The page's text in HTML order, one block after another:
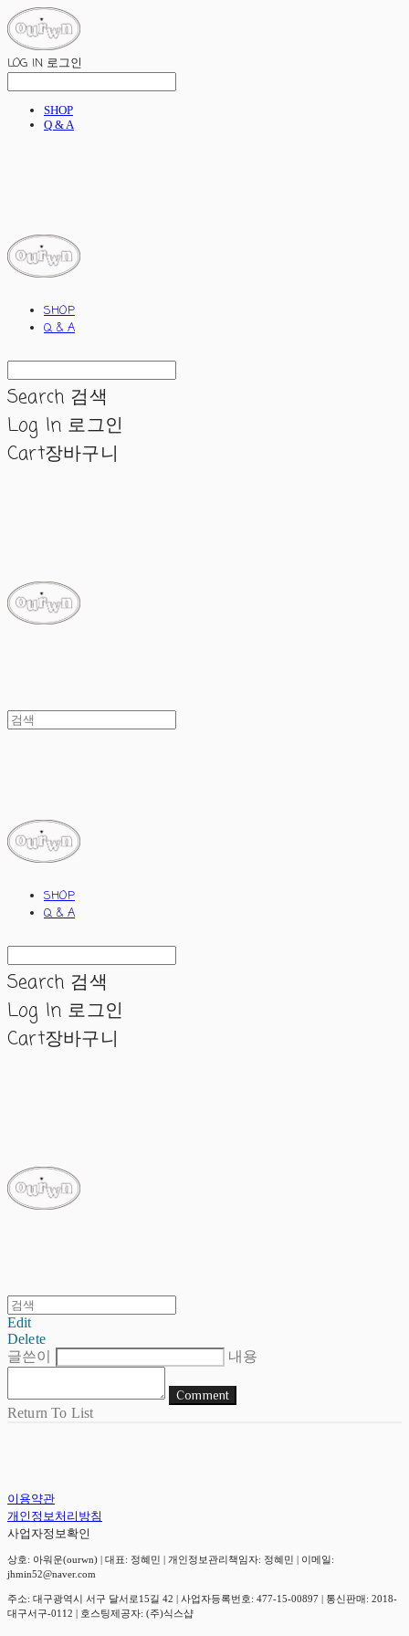
LOG IN 로그인
SHOP
Q & A
SHOP
Q & A
Search 검색
Log In 로그인
Cart장바구니
SHOP
Q & A
Search 검색
Log In 로그인
Cart장바구니
Edit
Delete
글쓴이
내용
Comment
Return To List
이용약관
개인정보처리방침
사업자정보확인
상호: 아워운(ourwn) | 대표: 정혜민 | 개인정보관리책임자: 정혜민 | 이메일:
jhmin52@naver.com
주소: 대구광역시 서구 달서로15길 42 | 사업자등록번호: 477-15-00897 | 통신판매: 2018-
대구서구-0112 | 호스팅제공자: (주)식스샵